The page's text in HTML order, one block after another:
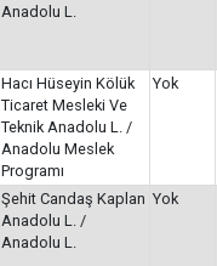
Anadolu L.
Hacı Hüseyin Kölük
Ticaret Mesleki Ve
Teknik Anadolu L. /
Anadolu Meslek
Programı
Yok
Şehit Candaş Kaplan
Anadolu L. /
Anadolu L.
Yok